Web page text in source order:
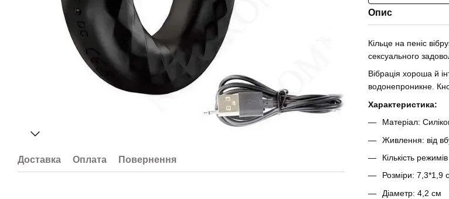
Доставка Оплата Повернення
Опис
Кільце на пеніс
сексуального
Вібрація хороша й
водонепроникне.
Характеристика:
Матеріал:
Живлення: від
Кількість
Розміри: 7,3*1,9
Діаметр: 4,2 см